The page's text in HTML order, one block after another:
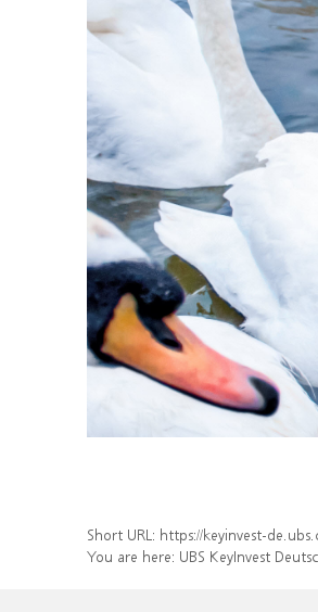
Short URL: https://keyinvest-
You are here: UBS KeyInvest